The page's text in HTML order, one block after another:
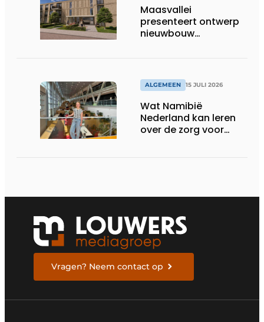
Maasvallei
presenteert ontwerp
nieuwbouw
ALGEMEEN 15 JULI 2026
Wat Namibië
Nederland kan leren
over de zorg voor
Vragen? Neem contact op